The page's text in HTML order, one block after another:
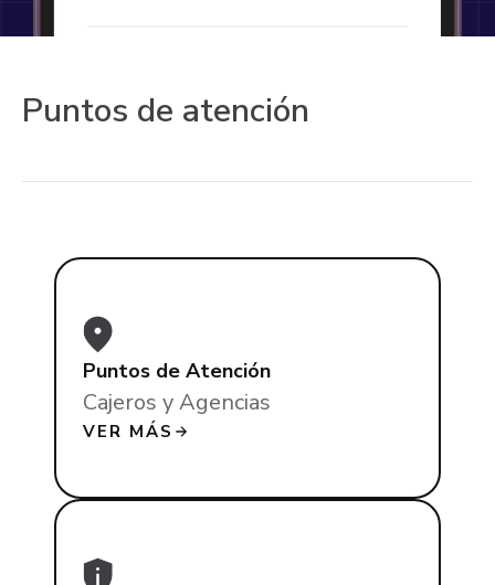
Puntos de atención
Puntos de Atención
Cajeros y Agencias
VER MÁS